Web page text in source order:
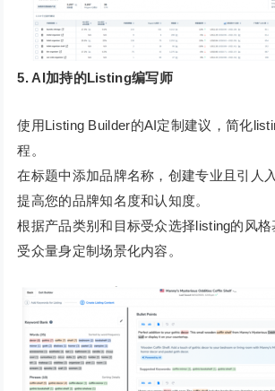
5. AI加持的Listing编写师
使用Listing Builder的AI定制建议，简化
程。
在标题中添加品牌名称，创建专业且引人
提高您的品牌知名度和认知度。
根据产品类别和目标受众选择listing的风
受众量身定制场景化内容。